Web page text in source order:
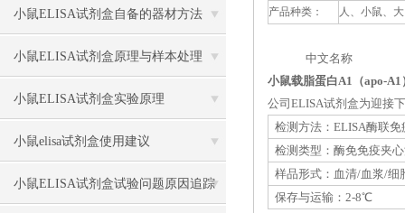
骤，以下有详细说明
小鼠ELISA试剂盒自备的器材方法
小鼠ELISA试剂盒原理与样本处理
小鼠ELISA试剂盒实验原理
小鼠elisa试剂盒使用建议
小鼠ELISA试剂盒试验问题原因追踪
产品种类：
人、小鼠、
中文名称 英
小鼠载脂蛋白A1（apo-
公司ELISA试剂盒为迎接
检测方法：ELISA酶联免
检测类型：酶免免疫夹
样品形式：血清/血浆/细
保存与运输：2-8℃